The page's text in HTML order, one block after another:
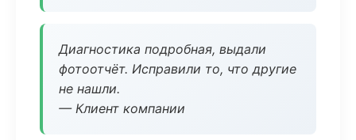
Диагностика подробная, выдали
фотоотчёт. Исправили то, что другие
не нашли.
— Клиент компании